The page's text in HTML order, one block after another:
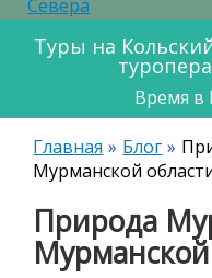
Туры на
Время в
Главная Блог
Мурманской
Природа